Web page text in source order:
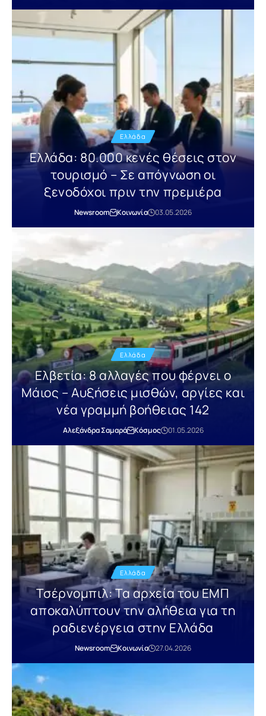
Ελλάδα
Ελλάδα: 80.000 κενές θέσεις στον
τουρισμό – Σε απόγνωση οι
ξενοδόχοι πριν την πρεμιέρα
Newsroom Κοινωνία 03.05.2026
Ελλάδα
Ελβετία: 8 αλλαγές που φέρνει ο
Μάιος – Αυξήσεις μισθών, αργίες και
νέα γραμμή βοήθειας 142
Αλεξάνδρα Σαμαρά Κόσμος 01.05.2026
Ελλάδα
Τσέρνομπιλ: Τα αρχεία του ΕΜΠ
αποκαλύπτουν την αλήθεια για τη
ραδιενέργεια στην Ελλάδα
Newsroom Κοινωνία 27.04.2026